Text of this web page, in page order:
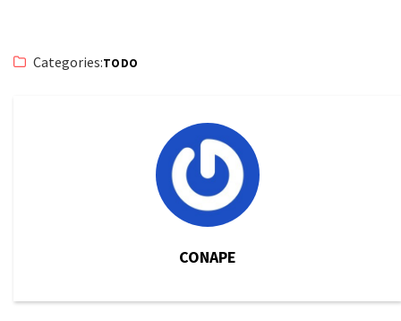
Categories:TODO
CONAPE